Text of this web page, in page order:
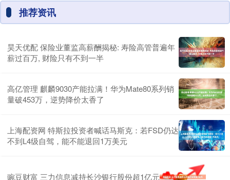
推荐资讯
昊天优配 保险业董监高薪酬揭秘: 寿险高管普遍年
薪过百万, 财险只有不到一半
高亿管理 麒麟9030产能拉满！华为Mate80系列销
量破453万，逆势降价太香了
上海配资网 特斯拉投资者喊话马斯克：若FSD仍达
不到L4级自驾，能不能退回1万美元
豌豆财富 三力信息减持长沙银行股份超1亿元